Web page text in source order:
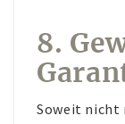
8.
Soweit nicht